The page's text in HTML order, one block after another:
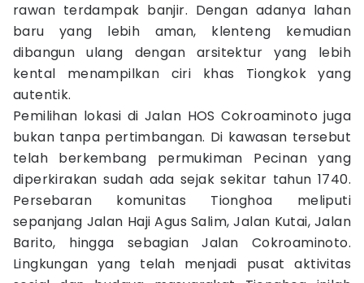
rawan terdampak banjir. Dengan adanya lahan
baru yang lebih aman, klenteng kemudian
dibangun ulang dengan arsitektur yang lebih
kental menampilkan ciri khas Tiongkok yang
autentik.
Pemilihan lokasi di Jalan HOS Cokroaminoto juga
bukan tanpa pertimbangan. Di kawasan tersebut
telah berkembang permukiman Pecinan yang
diperkirakan sudah ada sejak sekitar tahun 1740.
Persebaran komunitas Tionghoa meliputi
sepanjang Jalan Haji Agus Salim, Jalan Kutai, Jalan
Barito, hingga sebagian Jalan Cokroaminoto.
Lingkungan yang telah menjadi pusat aktivitas